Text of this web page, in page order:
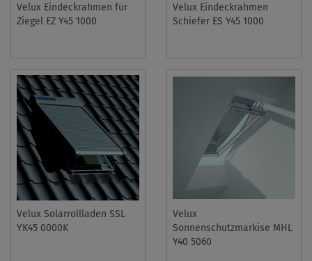
Velux Eindeckrahmen für
Ziegel EZ Y45 1000
Velux Eindeckrahmen
Schiefer ES Y45 1000
Velux Solarrollladen SSL
YK45 0000K
Velux
Sonnenschutzmarkise MHL
Y40 5060